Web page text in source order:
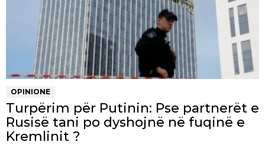
OPINIONE
Turpërim për Putinin: Pse partnerët e
Rusisë tani po dyshojnë në fuqinë e
Kremlinit ?